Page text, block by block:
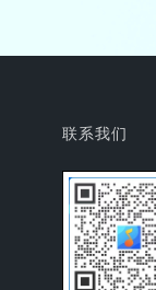
联系我们